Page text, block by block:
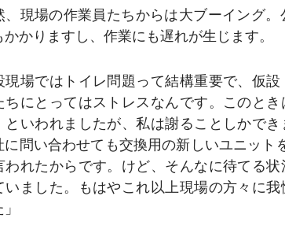
現場の作業員たちからは大ブーイング。
かかりますし、作業にも遅れが生じます。
現場ではトイレ問題って結構重要で、仮
ちにとってはストレスなんです。このと
といわれましたが、私は謝ることしかで
に問い合わせても交換用の新しいユニット
われたからです。けど、そんなに待てる
いました。もはやこれ以上現場の方々に